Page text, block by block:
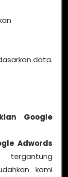
data.
Google
Adwords
tergantung
kami